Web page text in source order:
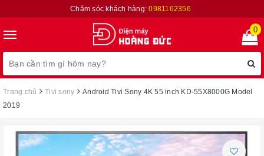
Chăm sóc khách hàng:0981162356
Toggle
navigation
0
Trang chủ Tivi sony
Android Tivi Sony 4K 55 inch KD-55X8000G Model
2019